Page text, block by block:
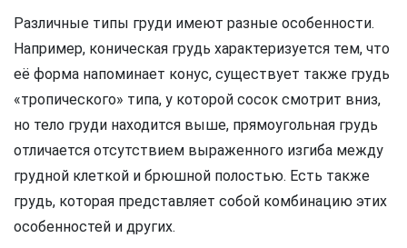
Различные типы груди имеют разные особенности.
Например, коническая грудь характеризуется тем, что
её форма напоминает конус, существует также грудь
«тропического» типа, у которой сосок смотрит вниз,
но тело груди находится выше, прямоугольная грудь
отличается отсутствием выраженного изгиба между
грудной клеткой и брюшной полостью. Есть также
грудь, которая представляет собой комбинацию этих
особенностей и других.